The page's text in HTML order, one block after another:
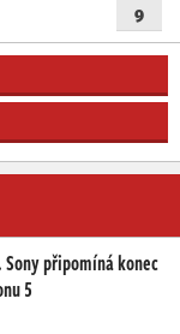
9
připomíná konec
5